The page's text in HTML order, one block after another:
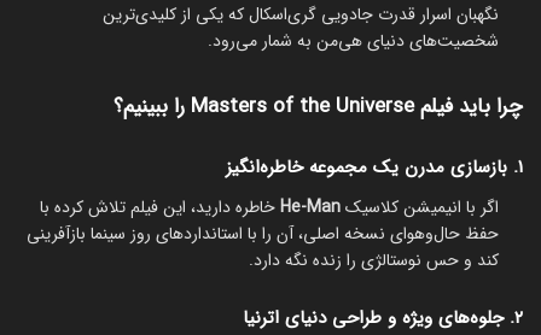
نگهبان اسرار قدرت جادویی گری‌اسکال که یکی از کلیدی‌ترین
شخصیت‌های دنیای هی‌من به شمار می‌رود.
چرا باید فیلم Masters of the Universe را ببینیم؟
۱. بازسازی مدرن یک مجموعه خاطره‌انگیز
اگر با انیمیشن کلاسیکHe-Manخاطره دارید، این فیلم تلاش کرده با
حفظ حال‌وهوای نسخه اصلی، آن را با استانداردهای روز سینما بازآفرینی
کند و حس نوستالژی را زنده نگه دارد.
۲. جلوه‌های ویژه و طراحی دنیای اترنیا